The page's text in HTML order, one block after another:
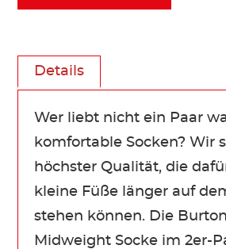
Details
Wer liebt nicht ein Paar
komfortable Socken? Wir
höchster Qualität, die
kleine Füße länger auf
stehen können. Die
Midweight Socke im 2er-